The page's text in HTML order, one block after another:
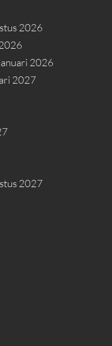
2026
2026
2027
2027